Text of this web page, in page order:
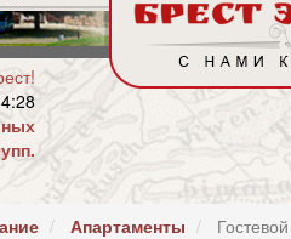
Апартаменты